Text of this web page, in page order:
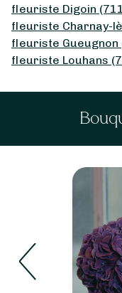
fleuriste Digoin
fleuriste Charnay-
fleuriste Gueugnon
fleuriste Louhans